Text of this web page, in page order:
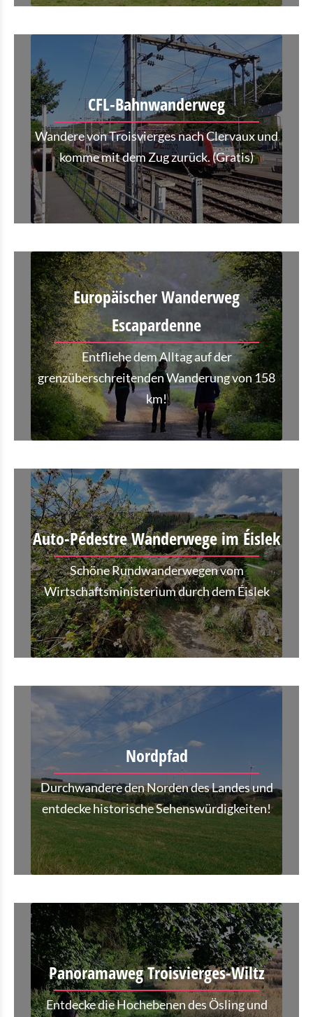
CFL-Bahnwanderweg
Wandere von Troisvierges nach Clervaux und
komme mit dem Zug zurück. (Gratis)
Europäischer Wanderweg
Escapardenne
Entfliehe dem Alltag auf der
grenzüberschreitenden Wanderung von 158
km!
Auto-Pédestre Wanderwege im Éislek
Schöne Rundwanderwegen vom
Wirtschaftsministerium durch dem Éislek
Nordpfad
Durchwandere den Norden des Landes und
entdecke historische Sehenswürdigkeiten!
Panoramaweg Troisvierges-Wiltz
Entdecke die Hochebenen des Ösling und